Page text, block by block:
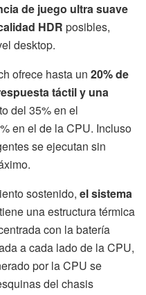
de juego ultra suave
HDR posibles,
desktop.
ofrece hasta un 20% de
táctil y una
del 35% en el
en el de la CPU. Incluso
se ejecutan sin
sostenido, el sistema
tiene una estructura térmica
con la batería
a cada lado de la CPU,
por la CPU se
del chasis